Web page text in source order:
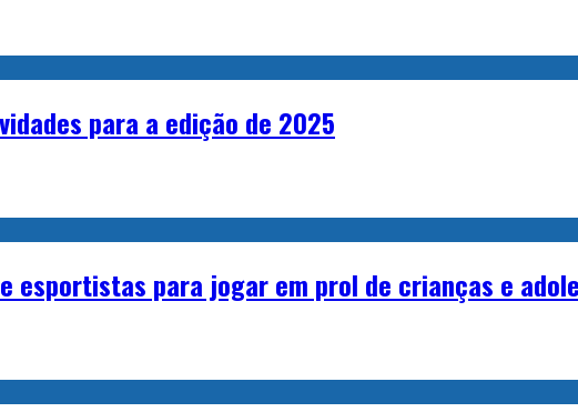
para a edição de 2025
esportistas para jogar em prol de crianças e